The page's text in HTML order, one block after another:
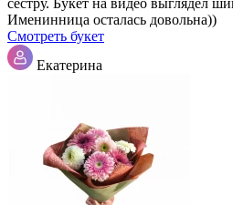
Именинница осталась довольна))
Смотреть букет
Екатерина